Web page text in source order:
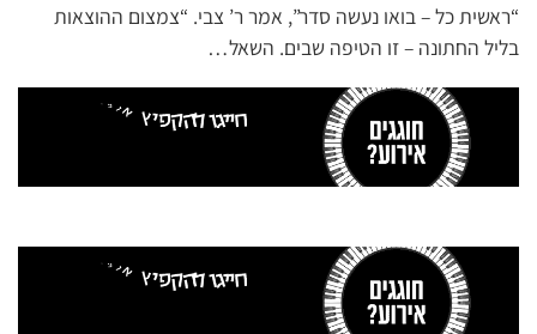
“ראשית כל – בואו נעשה סדר”, אמר ר’ צבי. “צמצום ההוצאות
בליל החתונה – זו הטיפה שבים. השאל…